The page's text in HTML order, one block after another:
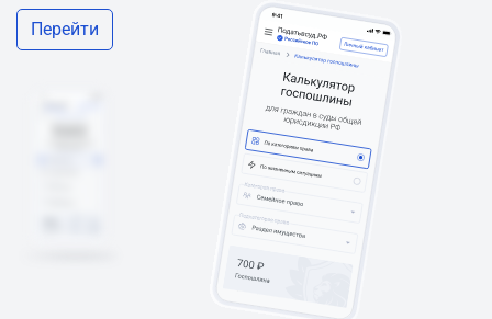
Перейти